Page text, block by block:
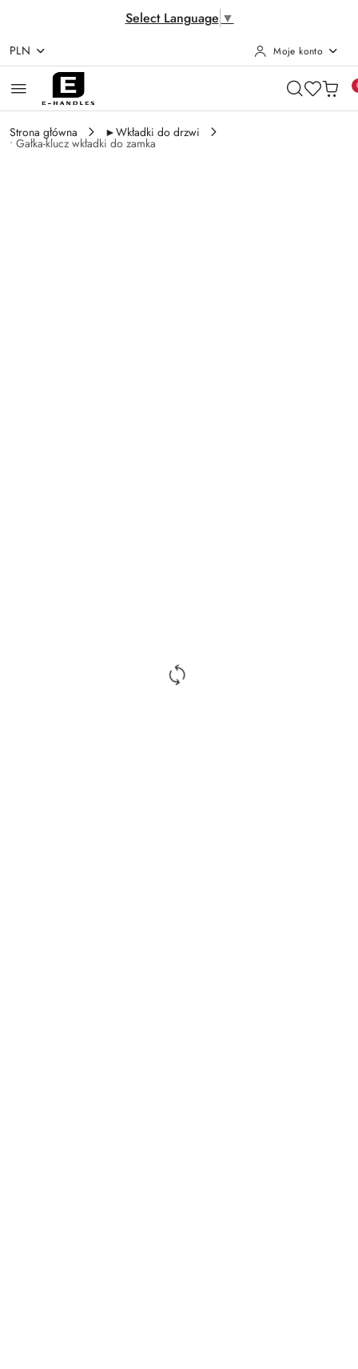
Select Language ▼
Przejdź do treści głównej
Przejdź do wyszukiwarki
Przejdź do moje konto
Przejdź do menu głównego
Przejdź do opisu produktu
Przejdź do stopki
PLN Moje konto
Strona główna ►Wkładki do drzwi
• Gałka-klucz wkładki do zamka